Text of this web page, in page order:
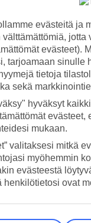
evästeitä ja
evästeet).
tarjoamaan
tietoja
sekä
hyväksyt
mukaan.
valitaksesi mitkä
myöhemmin
evästeestä
henkilötietosi ovat